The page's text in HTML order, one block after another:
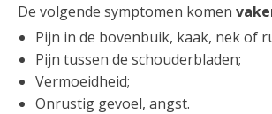
De volgende symptomen komen
Pijn in de bovenbuik, kaak, nek of
Pijn tussen de schouderbladen;
Vermoeidheid;
Onrustig gevoel, angst.